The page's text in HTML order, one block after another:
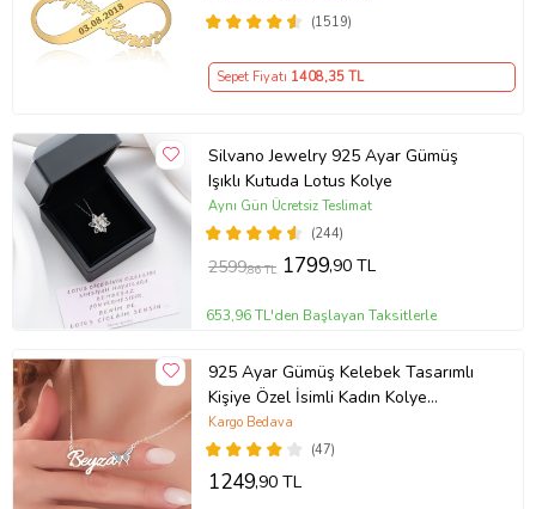
(1519)
Sepet Fiyatı 1408,35 TL
Silvano Jewelry 925 Ayar Gümüş
Işıklı Kutuda Lotus Kolye
(244)
Aynı Gün Ücretsiz Teslimat
2599,86 TL 1799,90 TL
653,96 TL'den Başlayan Taksitlerle
925 Ayar Gümüş Kelebek Tasarımlı
Kişiye Özel İsimli Kadın Kolye
Anneye Hediye,Sevgiliye
Hediye,Arkadaşa Hediye,Doğum
Günü Hediyesi,Eşe Hediye
(47)
Kargo Bedava
1249,90 TL